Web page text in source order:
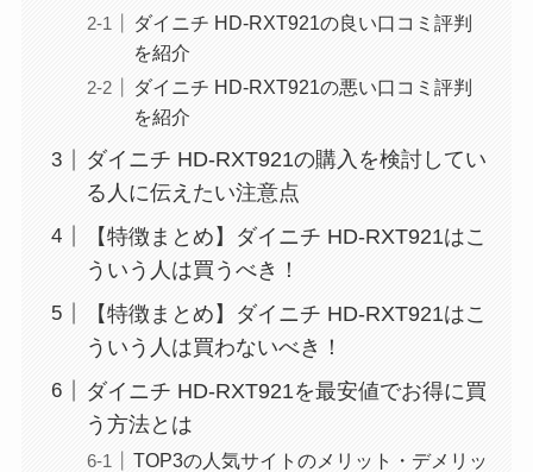
ダイニチ HD-RXT921の良い口コミ評判
を紹介
ダイニチ HD-RXT921の悪い口コミ評判
を紹介
ダイニチ HD-RXT921の購入を検討してい
る人に伝えたい注意点
【特徴まとめ】ダイニチ HD-RXT921はこ
ういう人は買うべき！
【特徴まとめ】ダイニチ HD-RXT921はこ
ういう人は買わないべき！
ダイニチ HD-RXT921を最安値でお得に買
う方法とは
TOP3の人気サイトのメリット・デメリッ